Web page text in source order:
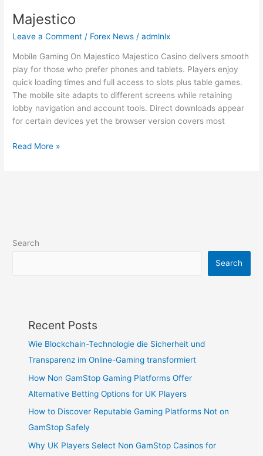
Majestico
Leave a Comment / Forex News /admlnlx
Mobile Gaming On Majestico Majestico Casino delivers smooth
play for those who prefer phones and tablets. Players enjoy
quick loading times and full access to slots plus table games.
The mobile site adapts to different screens while retaining
lobby navigation and account tools. Direct downloads appear
for certain devices yet the browser version covers most
Majestico
Read More »
Search
Search
Recent Posts
Wie Blockchain-Technologie die Sicherheit und
Transparenz im Online-Gaming transformiert
How Non GamStop Gaming Platforms Offer
Alternative Betting Options for UK Players
How to Discover Reputable Gaming Platforms Not on
GamStop Safely
Why UK Players Select Non GamStop Casinos for